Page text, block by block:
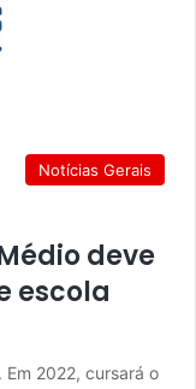
Notícias Gerais
deve
escola
Em 2022, cursará o